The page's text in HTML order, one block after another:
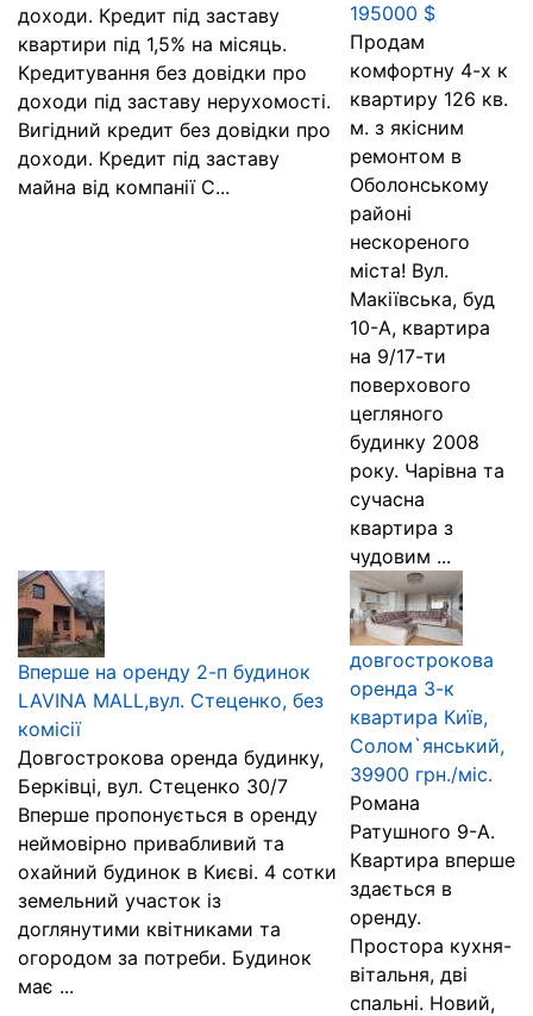
доходи. Кредит під заставу
квартири під 1,5% на місяць.
Кредитування без довідки про
доходи під заставу нерухомості.
Вигідний кредит без довідки про
доходи. Кредит під заставу
майна від компанії С...
195000 $
Продам
комфортну 4-х к
квартиру 126 кв.
м. з якісним
ремонтом в
Оболонському
районі
нескореного
міста! Вул.
Макіївська, буд
10-А, квартира
на 9/17-ти
поверхового
цегляного
будинку 2008
року. Чарівна та
сучасна
квартира з
чудовим ...
Вперше на оренду 2-п будинок
LAVINA MАLL,вул. Стеценко, без
комісії
Довгострокова оренда будинку,
Берківці, вул. Стеценко 30/7
Вперше пропонується в оренду
неймовірно привабливий та
охайний будинок в Києві. 4 сотки
земельний участок із
доглянутими квітниками та
огородом за потреби. Будинок
має ...
довгострокова
оренда 3-к
квартира Київ,
Солом`янський,
39900 грн./міс.
Романа
Ратушного 9-А.
Квартира вперше
здається в
оренду.
Простора кухня-
вітальня, дві
спальні. Новий,